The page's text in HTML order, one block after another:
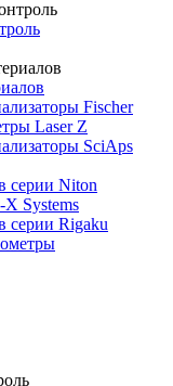
Fischer
Laser Z
SciAps
серии Niton
Systems
серии Rigaku